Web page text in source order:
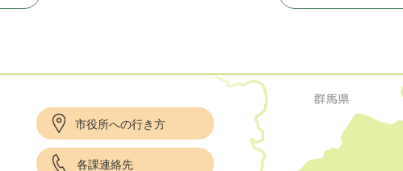
市役所への行き方
各課連絡先